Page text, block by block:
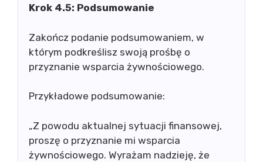
Krok 4.5: Podsumowanie
Zakończ podanie podsumowaniem, w
którym podkreślisz swoją prośbę o
przyznanie wsparcia żywnościowego.
Przykładowe podsumowanie:
„Z powodu aktualnej sytuacji finansowej,
proszę o przyznanie mi wsparcia
żywnościowego. Wyrażam nadzieję, że